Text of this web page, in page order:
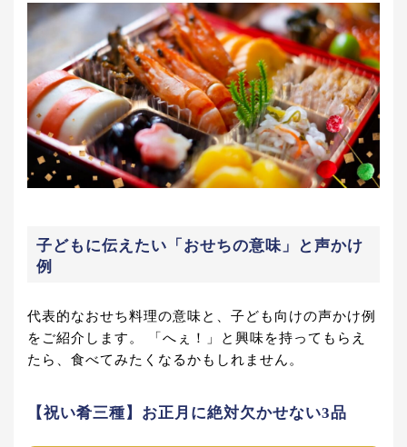
子どもに伝えたい「おせちの意味」と声かけ
例
代表的なおせち料理の意味と、子ども向けの声かけ例
をご紹介します。 「へぇ！」と興味を持ってもらえ
たら、食べてみたくなるかもしれません。
【祝い肴三種】お正月に絶対欠かせない3品